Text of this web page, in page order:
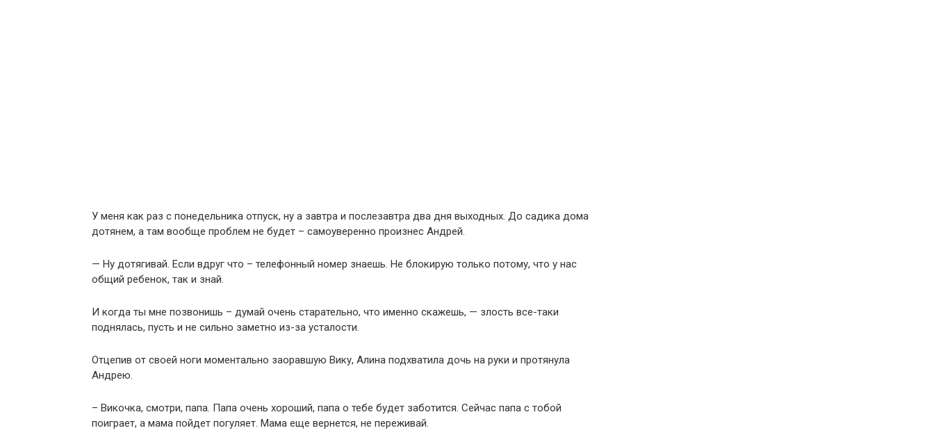
У меня как раз с понедельника отпуск, ну а завтра и послезавтра два дня выходных. До садика дома
дотянем, а там вообще проблем не будет – самоуверенно произнес Андрей.
— Ну дотягивай. Если вдруг что – телефонный номер знаешь. Не блокирую только потому, что у нас
общий ребенок, так и знай.
И когда ты мне позвонишь – думай очень старательно, что именно скажешь, — злость все-таки
поднялась, пусть и не сильно заметно из-за усталости.
Отцепив от своей ноги моментально заоравшую Вику, Алина подхватила дочь на руки и протянула
Андрею.
– Викочка, смотри, папа. Папа очень хороший, папа о тебе будет заботится. Сейчас папа с тобой
поиграет, а мама пойдет погуляет. Мама еще вернется, не переживай.